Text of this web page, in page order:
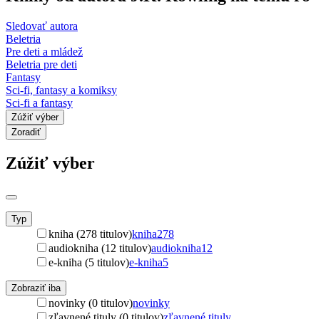
Sledovať autora
Beletria
Pre deti a mládež
Beletria pre deti
Fantasy
Sci-fi, fantasy a komiksy
Sci-fi a fantasy
Zúžiť výber
Zoradiť
Zúžiť výber
Typ
kniha (278 titulov)kniha278
audiokniha (12 titulov)audiokniha12
e-kniha (5 titulov)e-kniha5
Zobraziť iba
novinky (0 titulov)novinky